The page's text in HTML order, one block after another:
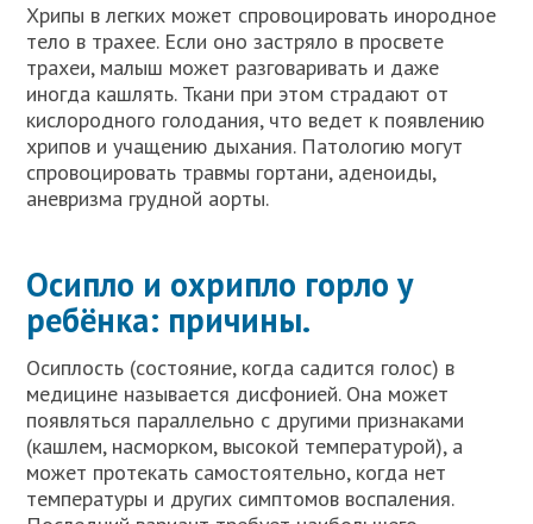
Хрипы в легких может спровоцировать инородное
тело в трахее. Если оно застряло в просвете
трахеи, малыш может разговаривать и даже
иногда кашлять. Ткани при этом страдают от
кислородного голодания, что ведет к появлению
хрипов и учащению дыхания. Патологию могут
спровоцировать травмы гортани, аденоиды,
аневризма грудной аорты.
Осипло и охрипло горло у
ребёнка: причины.
Осиплость (состояние, когда садится голос) в
медицине называется дисфонией. Она может
появляться параллельно с другими признаками
(кашлем, насморком, высокой температурой), а
может протекать самостоятельно, когда нет
температуры и других симптомов воспаления.